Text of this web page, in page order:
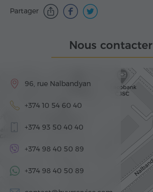
Partager
Nous contacter
96, rue Nalbandyan
+374 10 54 60 40
+374 93 50 40 40
+374 98 40 50 89
+374 98 40 50 89